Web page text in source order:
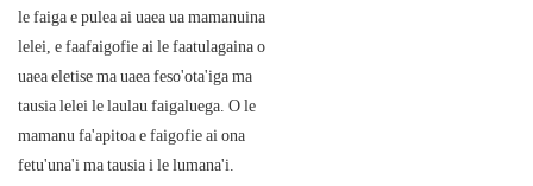
le faiga e pulea ai uaea ua mamanuina
lelei, e faafaigofie ai le faatulagaina o
uaea eletise ma uaea feso'ota'iga ma
tausia lelei le laulau faigaluega. O le
mamanu fa'apitoa e faigofie ai ona
fetu'una'i ma tausia i le lumana'i.